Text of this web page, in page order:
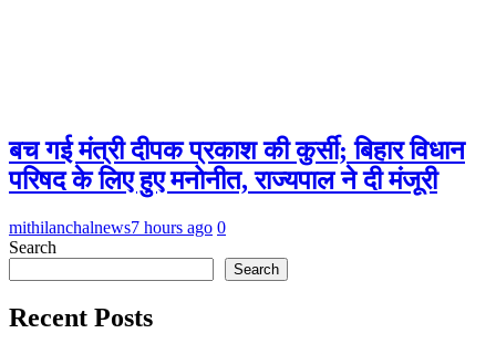
बच गई मंत्री दीपक प्रकाश की कुर्सी; बिहार विधान
परिषद के लिए हुए मनोनीत, राज्यपाल ने दी मंजूरी
mithilanchalnews7 hours ago 0
Search
Search
Recent Posts